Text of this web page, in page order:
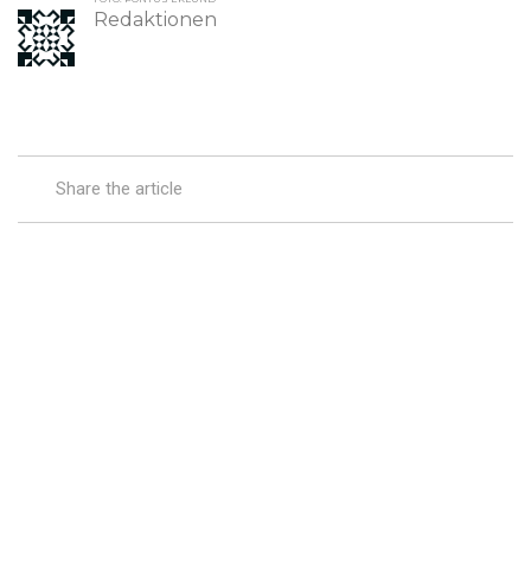
Redaktionen
Share the article